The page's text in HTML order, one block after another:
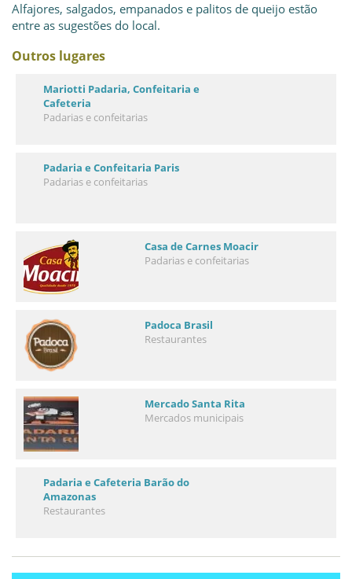
Alfajores, salgados, empanados e palitos de queijo estão
entre as sugestões do local.
Outros lugares
Mariotti Padaria, Confeitaria e
Cafeteria
Padarias e confeitarias
Padaria e Confeitaria Paris
Padarias e confeitarias
Casa de Carnes Moacir
Padarias e confeitarias
Padoca Brasil
Restaurantes
Mercado Santa Rita
Mercados municipais
Padaria e Cafeteria Barão do
Amazonas
Restaurantes